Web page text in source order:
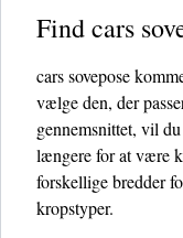
Find cars
cars sovepose
vælge den, der
gennemsnittet, vil
længere for at være
forskellige bredder
kropstyper.